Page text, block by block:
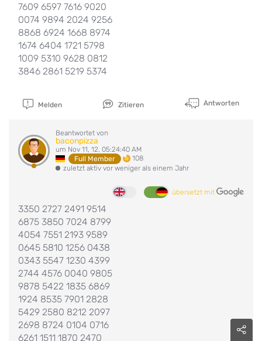
7609 6597 7616 9020
0074 9894 2024 9256
8868 6924 1668 8974
1674 6404 1721 5798
1009 5310 9628 0812
3846 2861 5219 5374
Melden Zitieren Antworten
Beantwortet von
baconpizza
um Nov 11, 12, 05:24:40 AM
Full Member
108
zuletzt aktiv vor weniger als einem Jahr
übersetzt mit
3350 2727 2491 9514
6875 3850 7024 8799
4054 7551 2193 9589
0645 5810 1256 0438
0343 5547 1230 4399
2744 4576 0040 9805
9878 5422 1835 6869
1924 8535 7901 2828
5429 2580 8212 2097
2698 8724 0104 0716
6261 1511 1870 2470